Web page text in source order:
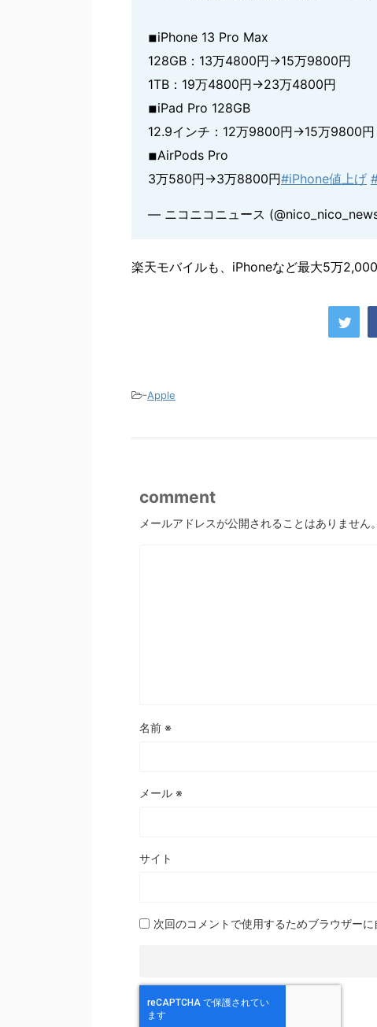
◾︎iPhone 13 Pro Max
128GB：13万4800円→15万9800円
1TB：19万4800円→23万4800円
◾︎iPad Pro 128GB
12.9インチ：12万9800円→15万9800円
◾︎AirPods Pro
3万580円→3万8800円#iPhone値上げ
— ニコニコニュース
楽天モバイルも、iPhoneなど最大5万
-Apple
comment
メールアドレスが公開されることはありません。
名前 ※
メール ※
サイト
次回のコメントで使用するためブラウザー